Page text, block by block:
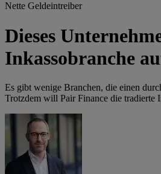
Nette Geldeintreiber
Dieses
Inkassobranche
Es gibt wenige Branchen, die einen
Trotzdem will Pair Finance die tradierte